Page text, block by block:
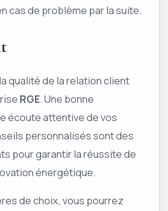
cas de problème par la suite.
qualité de la relation client
RGE. Une bonne
écoute attentive de vos
personnalisés sont des
pour garantir la réussite de
énergétique.
de choix, vous pourrez